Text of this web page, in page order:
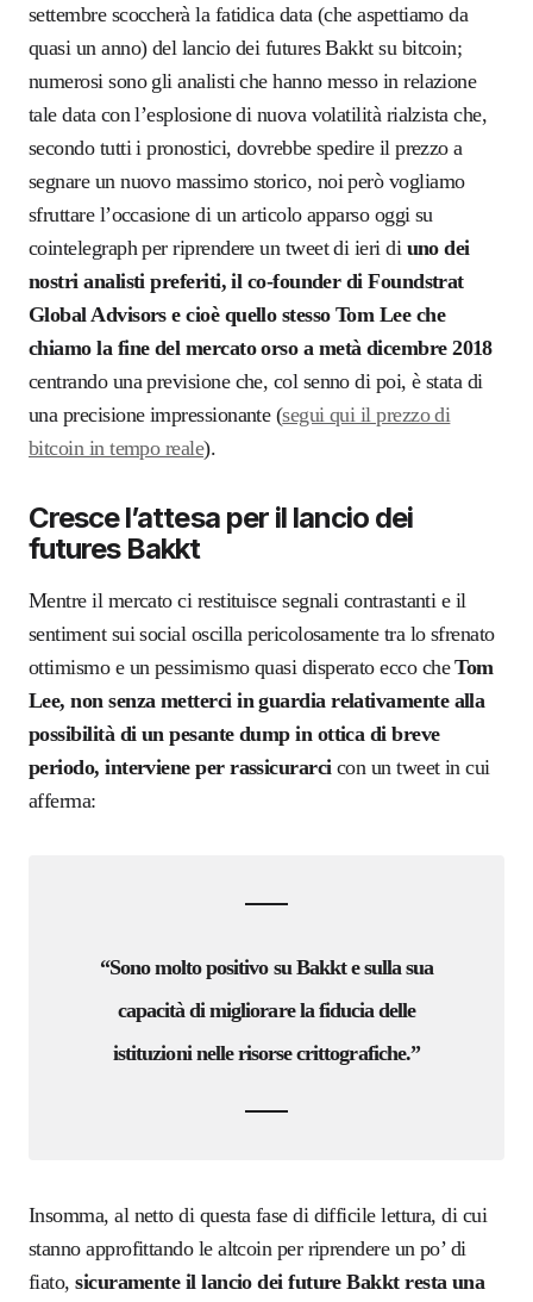
settembre scoccherà la fatidica data (che aspettiamo da
quasi un anno) del lancio dei futures Bakkt su bitcoin;
numerosi sono gli analisti che hanno messo in relazione
tale data con l’esplosione di nuova volatilità rialzista che,
secondo tutti i pronostici, dovrebbe spedire il prezzo a
segnare un nuovo massimo storico, noi però vogliamo
sfruttare l’occasione di un articolo apparso oggi su
cointelegraph per riprendere un tweet di ieri di uno dei
nostri analisti preferiti, il co-founder di Foundstrat
Global Advisors e cioè quello stesso Tom Lee che
chiamo la fine del mercato orso a metà dicembre 2018
centrando una previsione che, col senno di poi, è stata di
una precisione impressionante (segui qui il prezzo di
bitcoin in tempo reale).
Cresce l’attesa per il lancio dei
futures Bakkt
Mentre il mercato ci restituisce segnali contrastanti e il
sentiment sui social oscilla pericolosamente tra lo sfrenato
ottimismo e un pessimismo quasi disperato ecco cheTom
Lee, non senza metterci in guardia relativamente alla
possibilità di un pesante dump in ottica di breve
periodo, interviene per rassicurarcicon un tweet in cui
afferma:
“Sono molto positivo su Bakkt e sulla sua
capacità di migliorare la fiducia delle
istituzioni nelle risorse crittografiche.”
Insomma, al netto di questa fase di difficile lettura, di cui
stanno approfittando le altcoin per riprendere un po’ di
fiato,sicuramente il lancio dei future Bakkt resta una